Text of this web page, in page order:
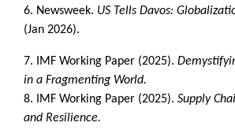
6. Newsweek. US Tells Davos:
(Jan 2026).
7. IMF Working Paper (2025).
in a Fragmenting World.
8. IMF Working Paper (2025). Supply
and Resilience.